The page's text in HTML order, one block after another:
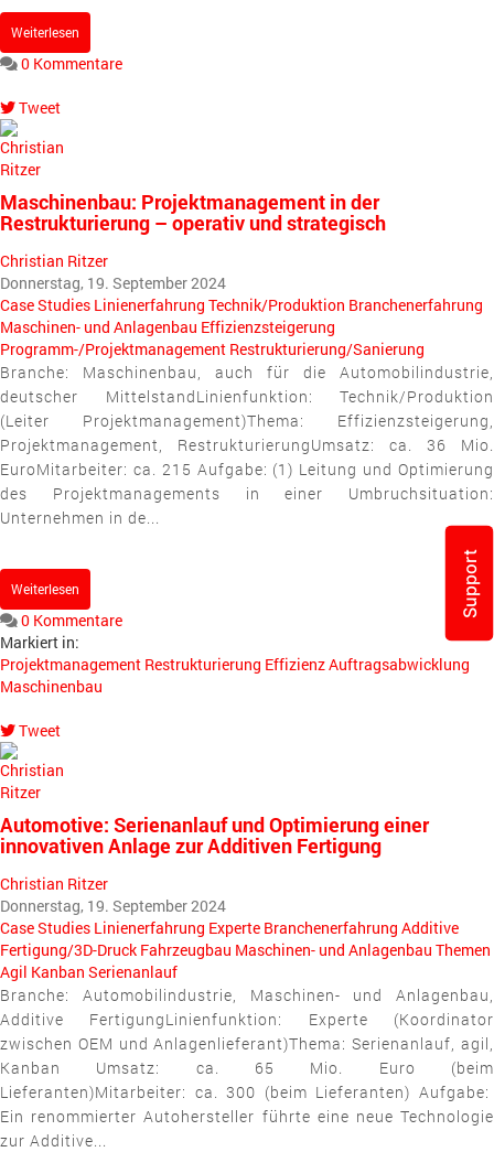
Weiterlesen
0 Kommentare
Tweet
pinterest
Maschinenbau: Projektmanagement in der
Restrukturierung – operativ und strategisch
Christian Ritzer
Donnerstag, 19. September 2024
Case Studies Linienerfahrung Technik/Produktion Branchenerfahrung
Maschinen- und Anlagenbau Effizienzsteigerung
Programm-/Projektmanagement Restrukturierung/Sanierung
Branche: Maschinenbau, auch für die Automobilindustrie,
deutscher MittelstandLinienfunktion: Technik/Produktion
(Leiter Projektmanagement)Thema: Effizienzsteigerung,
Projektmanagement, RestrukturierungUmsatz: ca. 36 Mio.
EuroMitarbeiter: ca. 215 Aufgabe: (1) Leitung und Optimierung
des Projektmanagements in einer Umbruchsituation:
Unternehmen in de...
Weiterlesen
0 Kommentare
Markiert in:
Projektmanagement Restrukturierung EffizienzAuftragsabwicklung
Maschinenbau
Tweet
pinterest
Automotive: Serienanlauf und Optimierung einer
innovativen Anlage zur Additiven Fertigung
Christian Ritzer
Donnerstag, 19. September 2024
Case Studies Linienerfahrung Experte Branchenerfahrung Additive
Fertigung/3D-Druck Fahrzeugbau Maschinen- und Anlagenbau Themen
Agil Kanban Serienanlauf
Branche: Automobilindustrie, Maschinen- und Anlagenbau,
Additive FertigungLinienfunktion: Experte (Koordinator
zwischen OEM und Anlagenlieferant)Thema: Serienanlauf, agil,
Kanban Umsatz: ca. 65 Mio. Euro (beim
Lieferanten)Mitarbeiter: ca. 300 (beim Lieferanten) Aufgabe:
Ein renommierter Autohersteller führte eine neue Technologie
zur Additive...
Support